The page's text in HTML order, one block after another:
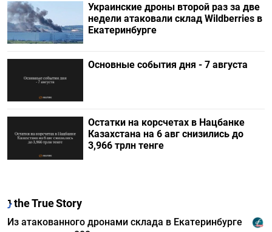
Украинские дроны второй раз за две
недели атаковали склад Wildberries в
Екатеринбурге
Основные события дня - 7 августа
Остатки на корсчетах в Нацбанке
Казахстана на 6 авг снизились до
3,966 трлн тенге